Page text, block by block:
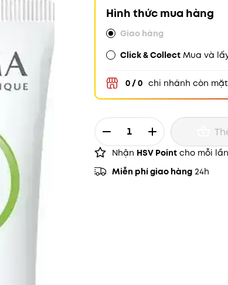
Hình thức mua hàng
Giao hàng
Click & Collect Mua và
0 / 0 chi nhánh còn
1
Nhận HSV Point cho mỗi
Miễn phí giao hàng 24h